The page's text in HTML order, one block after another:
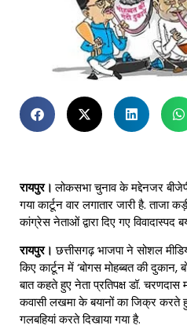
रायपुर।लोकसभा चुनाव के मद्देनजर
गया कार्टून वार लगातार जारी है. ताजा
कांग्रेस नेताओं द्वारा दिए गए विवादास्पद
रायपुर। छत्तीसगढ़ भाजपा ने सोशल
किए कार्टून में ‘बोगस मोहब्बत की दुकान,
बात कहते हुए नेता प्रतिपक्ष डॉ.
कवासी लखमा के बयानों का जिक्र करते
गलबहियां करते दिखाया गया है.